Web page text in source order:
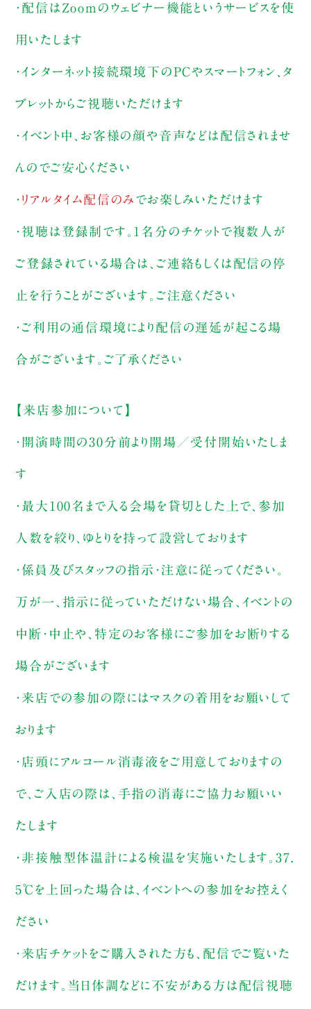
・配信はZoomのウェビナー機能というサービスを使
用いたします
・インターネット接続環境下のPCやスマートフォン、タ
ブレットからご視聴いただけます
・イベント中、お客様の顔や音声などは配信されませ
んのでご安心ください
・ リアルタイム配信のみでお楽しみいただけます
・視聴は登録制です。1名分のチケットで複数人が
ご登録されている場合は、ご連絡もしくは配信の停
止を行うことがございます。ご注意ください
・ご利用の通信環境により配信の遅延が起こる場
合がございます。ご了承ください
【来店参加について】
・開演時間の30分前より開場／受付開始いたしま
す
・最大100名まで入る会場を貸切とした上で、参加
人数を絞り、ゆとりを持って設営しております
・係員及びスタッフの指示・注意に従ってください。
万が一、指示に従っていただけない場合、イベントの
中断・中止や、特定のお客様にご参加をお断りする
場合がございます
・来店での参加の際にはマスクの着用をお願いして
おります
・店頭にアルコール消毒液をご用意しておりますの
で、ご入店の際は、手指の消毒にご協力お願いい
たします
・非接触型体温計による検温を実施いたします。37.
5℃を上回った場合は、イベントへの参加をお控えく
ださい
・来店チケットをご購入された方も、配信でご覧いた
だけます。当日体調などに不安がある方は配信視聴